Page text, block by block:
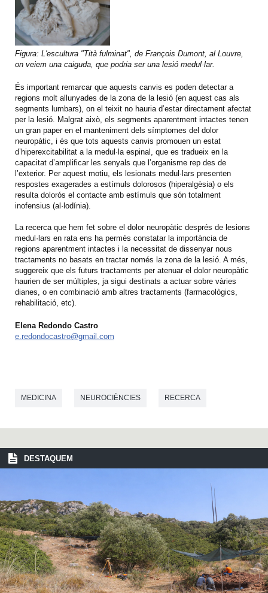
Figura: L'escultura "Tità fulminat", de François Dumont, al Louvre,
on veiem una caiguda, que podria ser una lesió medul·lar.
És important remarcar que aquests canvis es poden detectar a
regions molt allunyades de la zona de la lesió (en aquest cas als
segments lumbars), on el teixit no hauria d’estar directament afectat
per la lesió. Malgrat això, els segments aparentment intactes tenen
un gran paper en el manteniment dels símptomes del dolor
neuropàtic, i és que tots aquests canvis promouen un estat
d’hiperexcitabilitat a la medul·la espinal, que es tradueix en la
capacitat d’amplificar les senyals que l’organisme rep des de
l’exterior. Per aquest motiu, els lesionats medul·lars presenten
respostes exagerades a estímuls dolorosos (hiperalgèsia) o els
resulta dolorós el contacte amb estímuls que són totalment
inofensius (al·lodínia).
La recerca que hem fet sobre el dolor neuropàtic després de lesions
medul·lars en rata ens ha permès constatar la importància de
regions aparentment intactes i la necessitat de dissenyar nous
tractaments no basats en tractar només la zona de la lesió. A més,
suggereix que els futurs tractaments per atenuar el dolor neuropàtic
haurien de ser múltiples, ja sigui destinats a actuar sobre vàries
dianes, o en combinació amb altres tractaments (farmacològics,
rehabilitació, etc).
Elena Redondo Castro
e.redondocastro@gmail.com
MEDICINA NEUROCIÈNCIES RECERCA
DESTAQUEM